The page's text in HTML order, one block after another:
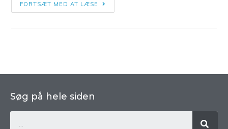
FORTSÆT MED AT LÆSE
Søg på hele siden